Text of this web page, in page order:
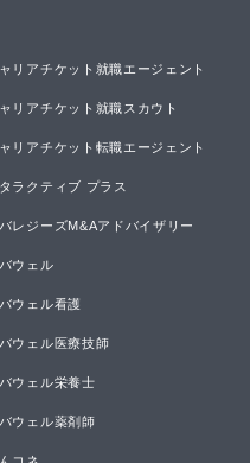
リアチケット就職エージェント
リアチケット就職スカウト
リアチケット転職エージェント
ラクティブ プラス
レジーズM&Aアドバイザリー
ウェル
ウェル看護
ウェル医療技師
ウェル栄養士
ウェル薬剤師